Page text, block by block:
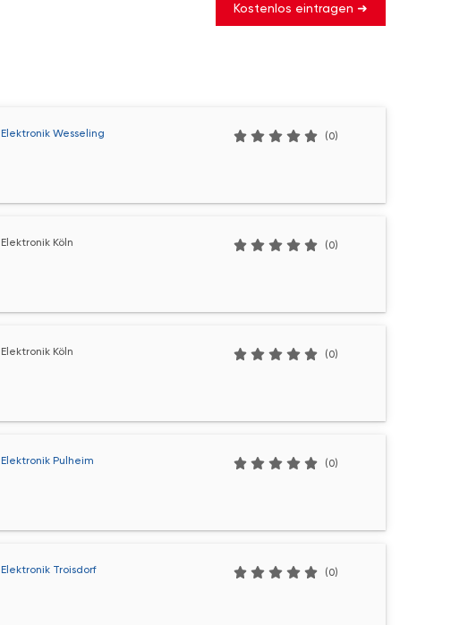
Kostenlos eintragen ➜
Elektronik Wesseling (0)
Elektronik Köln (0)
Elektronik Köln (0)
Elektronik Pulheim (0)
Elektronik Troisdorf (0)